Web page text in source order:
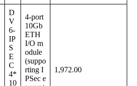
D
V
6-
IP
S
E
C
4*
10
4-port
10Gb
ETH
I/O m
odule
(suppo
rting I
PSec e
1,972.00